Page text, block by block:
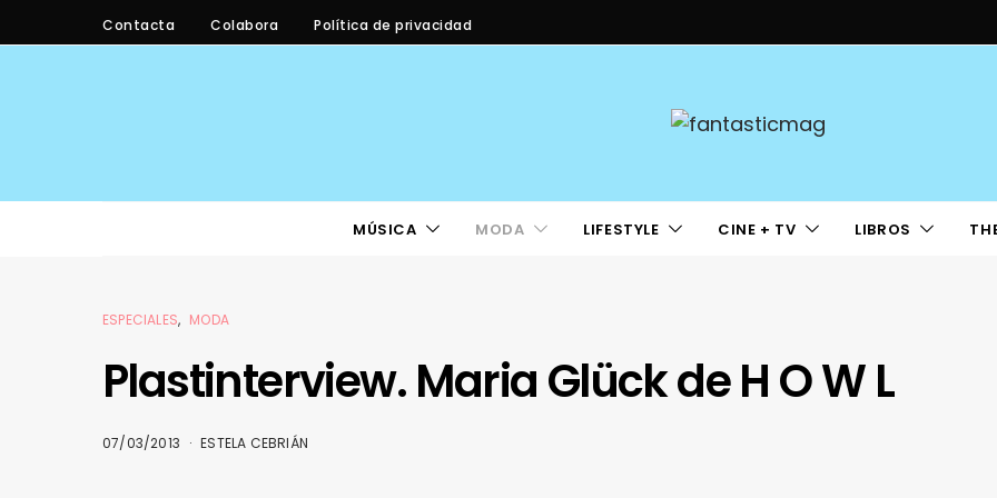
Contacta Colabora Política de privacidad
MÚSICA MODA LIFESTYLE CINE + TV LIBROS
ESPECIALES MODA
Plastinterview. Maria Glück de H O W L
07/03/2013 ESTELA CEBRIÁN